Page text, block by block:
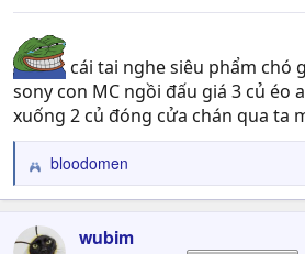
e
r
cái tai nghe siêu phẩm chó
sony con MC ngồi đấu giá 3 củ éo
xuống 2 củ đóng cửa chán qua ta
R
e
c
bloodomen
wubim